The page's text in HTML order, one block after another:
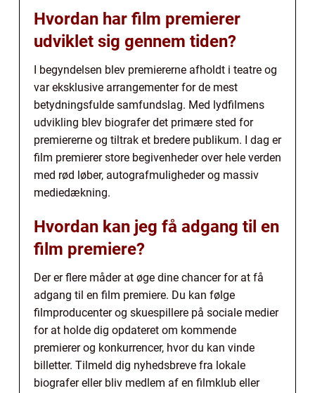
Hvordan har film premierer
udviklet sig gennem tiden?
I begyndelsen blev premiererne afholdt i teatre og
var eksklusive arrangementer for de mest
betydningsfulde samfundslag. Med lydfilmens
udvikling blev biografer det primære sted for
premiererne og tiltrak et bredere publikum. I dag er
film premierer store begivenheder over hele verden
med rød løber, autografmuligheder og massiv
mediedækning.
Hvordan kan jeg få adgang til en
film premiere?
Der er flere måder at øge dine chancer for at få
adgang til en film premiere. Du kan følge
filmproducenter og skuespillere på sociale medier
for at holde dig opdateret om kommende
premierer og konkurrencer, hvor du kan vinde
billetter. Tilmeld dig nyhedsbreve fra lokale
biografer eller bliv medlem af en filmklub eller